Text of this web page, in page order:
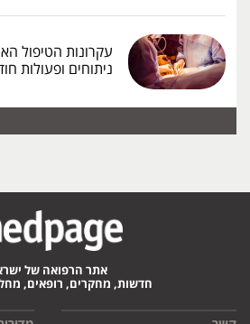
עקרונות הטיפול
ניתוחים ופעולות
אתר הרפואה של
חדשות, מחקרים, רופאים,